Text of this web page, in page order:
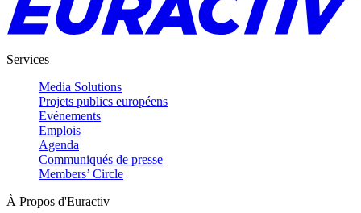
Services
Media Solutions
Projets publics européens
Evénements
Emplois
Agenda
Communiqués de presse
Members’ Circle
À Propos d'Euractiv